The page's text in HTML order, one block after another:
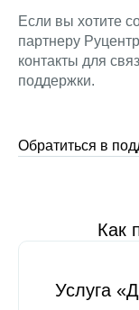
Если вы хотите
партнеру
контакты для
поддержки.
Обратиться в
Как
Услуга